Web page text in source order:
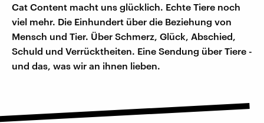
Cat Content macht uns glücklich. Echte Tiere noch
viel mehr. Die Einhundert über die Beziehung von
Mensch und Tier. Über Schmerz, Glück, Abschied,
Schuld und Verrücktheiten. Eine Sendung über Tiere -
und das, was wir an ihnen lieben.